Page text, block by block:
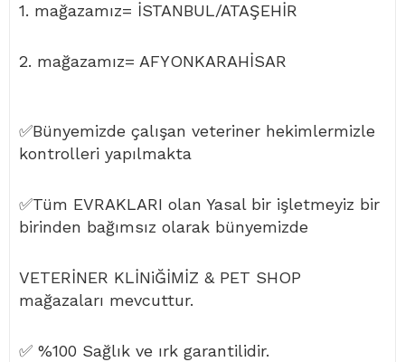
1. mağazamız= İSTANBUL/ATAŞEHİR
2. mağazamız= AFYONKARAHİSAR
✅Bünyemizde çalışan veteriner hekimlermizle
kontrolleri yapılmakta
✅Tüm EVRAKLARI olan Yasal bir işletmeyiz bir
birinden bağımsız olarak bünyemizde
VETERİNER KLİNiĞİMİZ & PET SHOP
mağazaları mevcuttur.
✅ %100 Sağlık ve ırk garantilidir.